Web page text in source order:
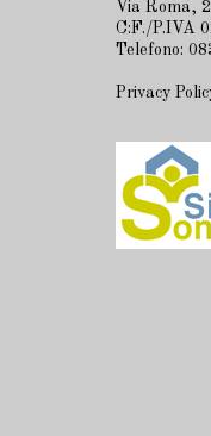
Via Roma,
C:F./P.IVA
Telefono:
Privacy